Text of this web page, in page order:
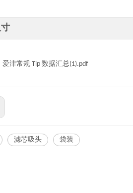
爱津常规 Tip 数据汇总(1).pdf
滤芯吸头 袋装